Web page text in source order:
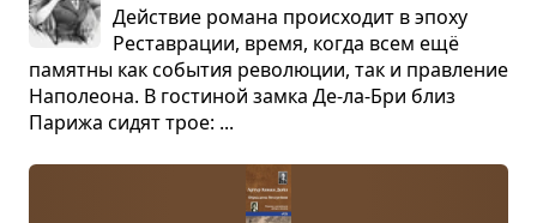
Действие романа про­ис­хо­дит в эпоху
Рестав­ра­ции, время, когда всем ещё
памятны как собы­тия рево­лю­ции, так и прав­ле­ние
Напо­леона. В гости­ной замка Де-ла-Бри близ
Парижа сидят трое: ...